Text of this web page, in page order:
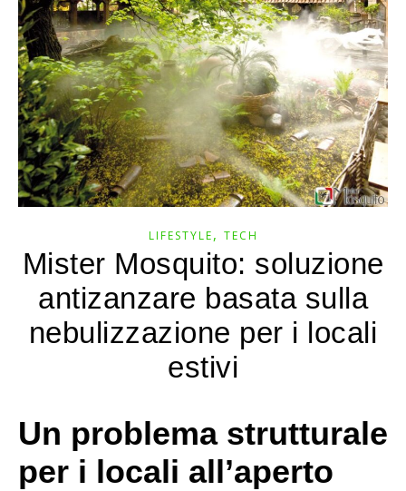
LIFESTYLE, TECH
Mister Mosquito: soluzione
antizanzare basata sulla
nebulizzazione per i locali
estivi
Un problema strutturale
per i locali all’aperto